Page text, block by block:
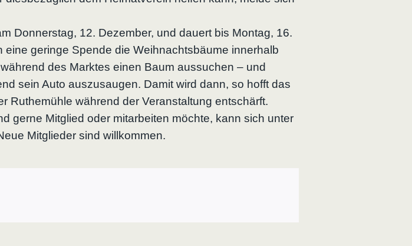
Donnerstag, 12. Dezember, und dauert bis Montag, 16.
geringe Spende die Weihnachtsbäume innerhalb
des Marktes einen Baum aussuchen – und
sein Auto auszusaugen. Damit wird dann, so hofft das
Ruthemühle während der Veranstaltung entschärft.
gerne Mitglied oder mitarbeiten möchte, kann sich unter
Mitglieder sind willkommen.